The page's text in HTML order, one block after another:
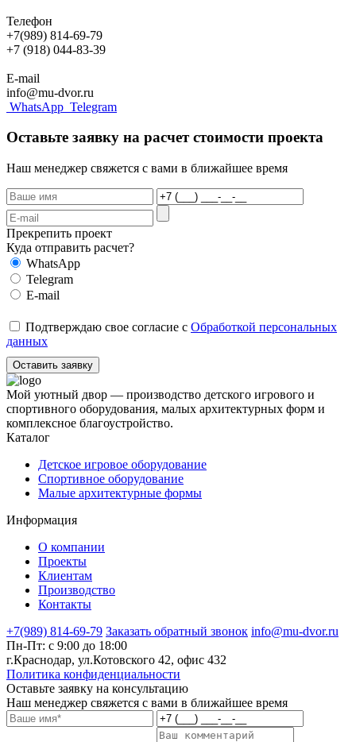
Телефон
+7(989) 814-69-79
+7 (918) 044-83-39
E-mail
info@mu-dvor.ru
WhatsApp Telegram
Оставьте заявку на расчет стоимости проекта
Наш менеджер свяжется с вами в ближайшее время
Прекрепить проект
Куда отправить расчет?
WhatsApp
Telegram
E-mail
Подтверждаю свое согласие с Обработкой персональных
данных
Оставить заявку
Мой уютный двор — производство детского игрового и
спортивного оборудования, малых архитектурных форм и
комплексное благоустройство.
Каталог
Детское игровое оборудование
Спортивное оборудование
Малые архитектурные формы
Информация
О компании
Проекты
Клиентам
Производство
Контакты
+7(989) 814-69-79 Заказать обратный звонок info@mu-dvor.ru
Пн-Пт: с 9:00 до 18:00
г.Краснодар, ул.Котовского 42, офис 432
Политика конфиденциальности
Оставьте заявку на консультацию
Наш менеджер свяжется с вами в ближайшее время